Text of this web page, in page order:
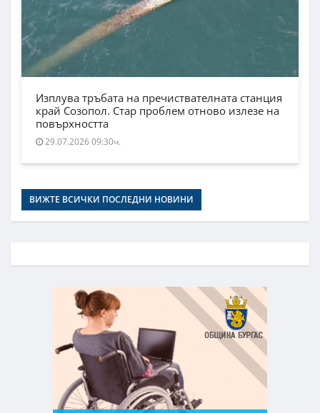
Изплува тръбата на пречиствателната станция
край Созопол. Стар проблем отново излезе на
повърхността
29.07.2026 09:30ч.
ВИЖТЕ ВСИЧКИ ПОСЛЕДНИ НОВИНИ